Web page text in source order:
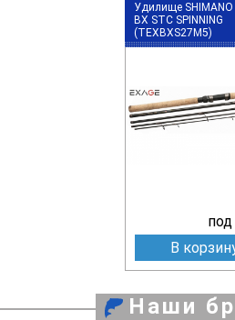
Удилище SHIMANO
BX STC SPINNING
(TEXBXS27M5)
под
В
Наши